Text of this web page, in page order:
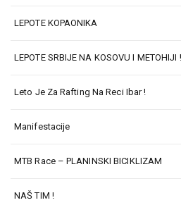
LEPOTE KOPAONIKA
LEPOTE SRBIJE NA KOSOVU I METOHIJI !
Leto Je Za Rafting Na Reci Ibar !
Manifestacije
MTB Race – PLANINSKI BICIKLIZAM
NAŠ TIM !